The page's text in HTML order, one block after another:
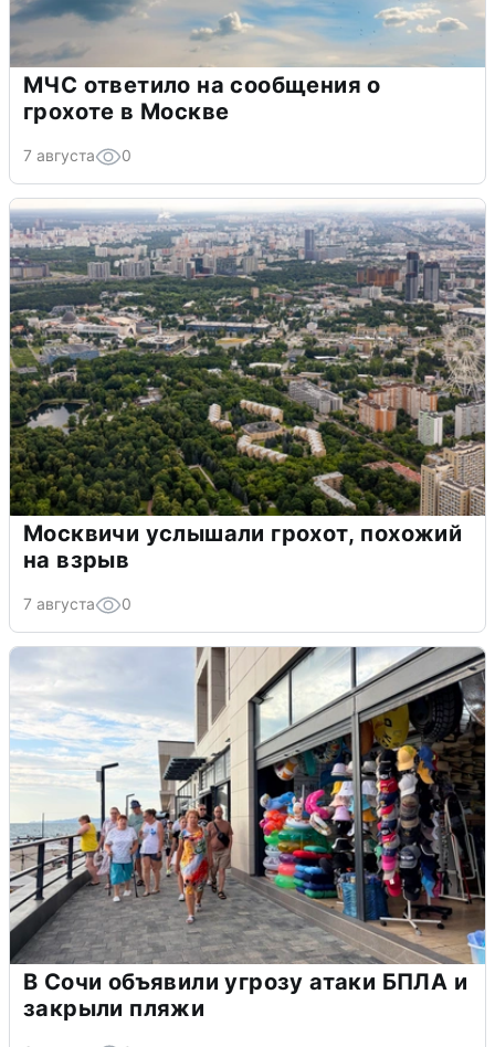
МЧС ответило на сообщения о
грохоте в Москве
7 августа 0
Москвичи услышали грохот, похожий
на взрыв
7 августа 0
В Сочи объявили угрозу атаки БПЛА и
закрыли пляжи